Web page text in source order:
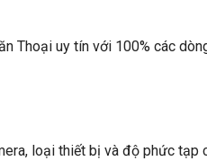
Thoại uy tín với 100% các
loại thiết bị và độ phức tạp